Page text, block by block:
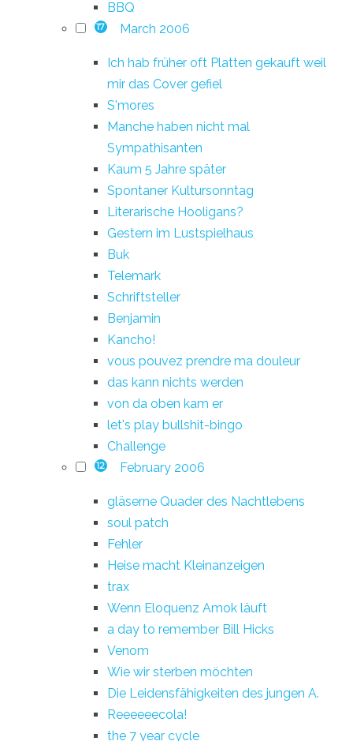
BBQ
17 March 2006
Ich hab früher oft Platten gekauft weil
mir das Cover gefiel
S'mores
Manche haben nicht mal
Sympathisanten
Kaum 5 Jahre später
Spontaner Kultursonntag
Literarische Hooligans?
Gestern im Lustspielhaus
Buk
Telemark
Schriftsteller
Benjamin
Kancho!
vous pouvez prendre ma douleur
das kann nichts werden
von da oben kam er
let's play bullshit-bingo
Challenge
12 February 2006
gläserne Quader des Nachtlebens
soul patch
Fehler
Heise macht Kleinanzeigen
trax
Wenn Eloquenz Amok läuft
a day to remember Bill Hicks
Venom
Wie wir sterben möchten
Die Leidensfähigkeiten des jungen A.
Reeeeeecola!
the 7 year cycle